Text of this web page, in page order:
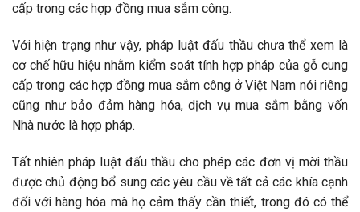
cấp trong các hợp đồng mua sắm công.
Với hiện trạng như vậy, pháp luật đấu thầu chưa thể xem là
cơ chế hữu hiệu nhằm kiểm soát tính hợp pháp của gỗ cung
cấp trong các hợp đồng mua sắm công ở Việt Nam nói riêng
cũng như bảo đảm hàng hóa, dịch vụ mua sắm bằng vốn
Nhà nước là hợp pháp.
Tất nhiên pháp luật đấu thầu cho phép các đơn vị mời thầu
được chủ động bổ sung các yêu cầu về tất cả các khía cạnh
đối với hàng hóa mà họ cảm thấy cần thiết, trong đó có thể